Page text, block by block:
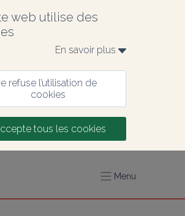
web utilise des
En savoir plus
refuse l’utilisation de
cookies
tous les cookies
Menu